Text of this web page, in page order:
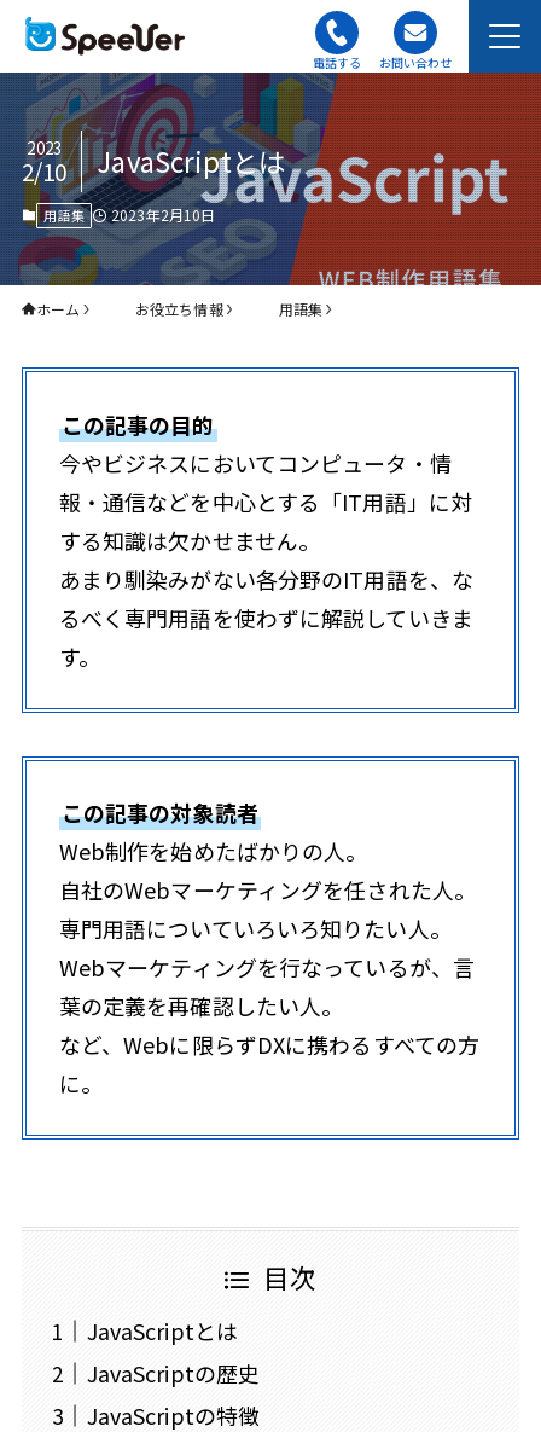
電話する お問い合わせ
JavaScriptとは
2023
2/10
用語集 2023年2月10日
ホーム お役立ち情報 用語集
この記事の目的
今やビジネスにおいてコンピュータ・情
報・通信などを中心とする「IT用語」に対
する知識は欠かせません。
あまり馴染みがない各分野のIT用語を、な
るべく専門用語を使わずに解説していきま
す。
この記事の対象読者
Web制作を始めたばかりの人。
自社のWebマーケティングを任された人。
専門用語についていろいろ知りたい人。
Webマーケティングを行なっているが、言
葉の定義を再確認したい人。
など、Webに限らずDXに携わるすべての方
に。
目次
JavaScriptとは
JavaScriptの歴史
JavaScriptの特徴